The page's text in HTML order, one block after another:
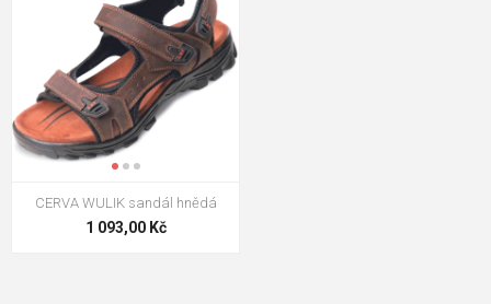
CERVA WULIK sandál hnědá
1 093,00 Kč